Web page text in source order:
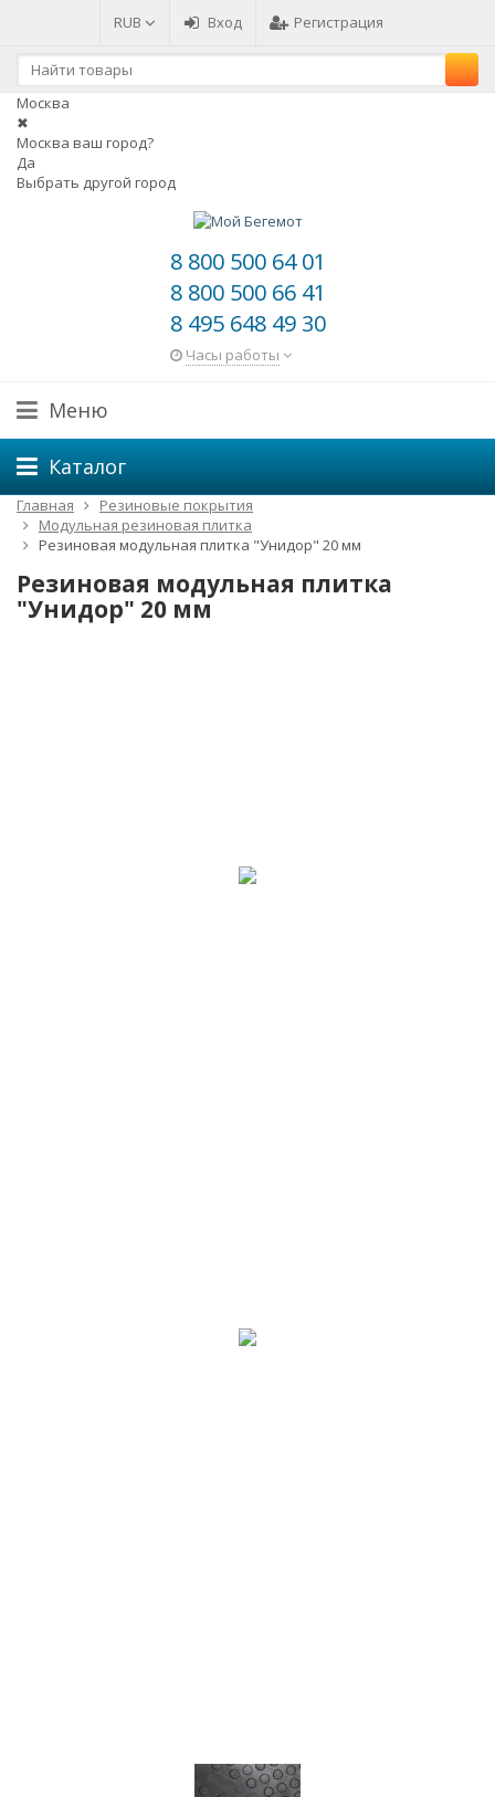
RUB Вход Регистрация
Москва
✖
Москва ваш город?
Да
Выбрать другой город
8 800 500 64 01
8 800 500 66 41
8 495 648 49 30
Часы работы
Меню
Каталог
Главная
Резиновые покрытия
Модульная резиновая плитка
Резиновая модульная плитка "Унидор" 20 мм
Резиновая модульная плитка
"Унидор" 20 мм